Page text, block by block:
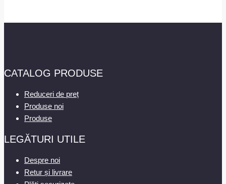
CATALOG PRODUSE
Reduceri de preț
Produse noi
Produse
LEGĂTURI UTILE
Despre noi
Retur și livrare